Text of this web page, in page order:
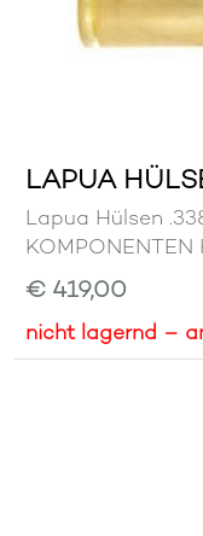
LAPUA
Lapua Hülsen
KOMPONENTEN
€ 419,00
nicht lagernd –